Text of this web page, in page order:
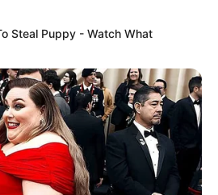
Steal Puppy - Watch What